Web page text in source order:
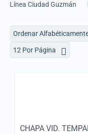
Línea Ciudad Guzmán
Ordenar
12 Por Página
CHAPA VID.